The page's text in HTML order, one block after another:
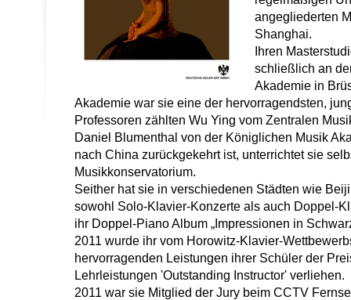
angegliederten
Shanghai.
Ihren
schließlich an
Akademie in
Akademie war sie eine der hervorragendsten,
Professoren zählten Wu Ying vom Zentralen
Daniel Blumenthal von der Königlichen Musik
nach China zurückgekehrt ist, unterrichtet sie
Musikkonservatorium.
Seither hat sie in verschiedenen Städten wie
sowohl Solo-Klavier-Konzerte als auch Doppel-
ihr Doppel-Piano Album „Impressionen in
2011 wurde ihr vom Horowitz-Klavier-
hervorragenden Leistungen ihrer Schüler der
Lehrleistungen 'Outstanding Instructor' verliehen.
2011 war sie Mitglied der Jury beim CCTV